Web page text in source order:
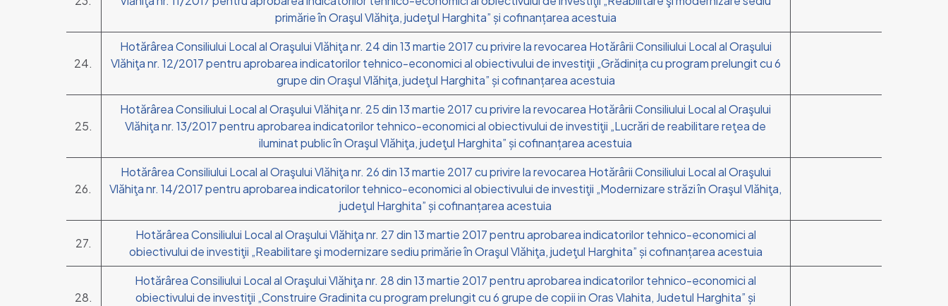
primărie în Oraşul Vlăhiţa, judeţul Harghita” și cofinanțarea acestuia
24.
Hotărârea Consiliului Local al Oraşului Vlăhiţa nr. 24 din 13 martie 2017 cu privire la revocarea Hotărârii Consiliului Local al Oraşului
Vlăhiţa nr. 12/2017 pentru aprobarea indicatorilor tehnico-economici al obiectivului de investiţii „Grădinița cu program prelungit cu 6
grupe din Oraşul Vlăhiţa, judeţul Harghita” și cofinanțarea acestuia
25.
Hotărârea Consiliului Local al Oraşului Vlăhiţa nr. 25 din 13 martie 2017 cu privire la revocarea Hotărârii Consiliului Local al Oraşului
Vlăhiţa nr. 13/2017 pentru aprobarea indicatorilor tehnico-economici al obiectivului de investiţii „Lucrări de reabilitare reţea de
iluminat public în Oraşul Vlăhiţa, judeţul Harghita” și cofinanțarea acestuia
26.
Hotărârea Consiliului Local al Oraşului Vlăhiţa nr. 26 din 13 martie 2017 cu privire la revocarea Hotărârii Consiliului Local al Oraşului
Vlăhiţa nr. 14/2017 pentru aprobarea indicatorilor tehnico-economici al obiectivului de investiţii „Modernizare străzi în Oraşul Vlăhiţa,
judeţul Harghita” și cofinanțarea acestuia
27.
Hotărârea Consiliului Local al Oraşului Vlăhiţa nr. 27 din 13 martie 2017 pentru aprobarea indicatorilor tehnico-economici al
obiectivului de investiţii „Reabilitare şi modernizare sediu primărie în Oraşul Vlăhiţa, judeţul Harghita” și cofinanțarea acestuia
28.
Hotărârea Consiliului Local al Oraşului Vlăhiţa nr. 28 din 13 martie 2017 pentru aprobarea indicatorilor tehnico-economici al
obiectivului de investiţii „Construire Gradinita cu program prelungit cu 6 grupe de copii in Oras Vlahita, Judetul Harghita” și